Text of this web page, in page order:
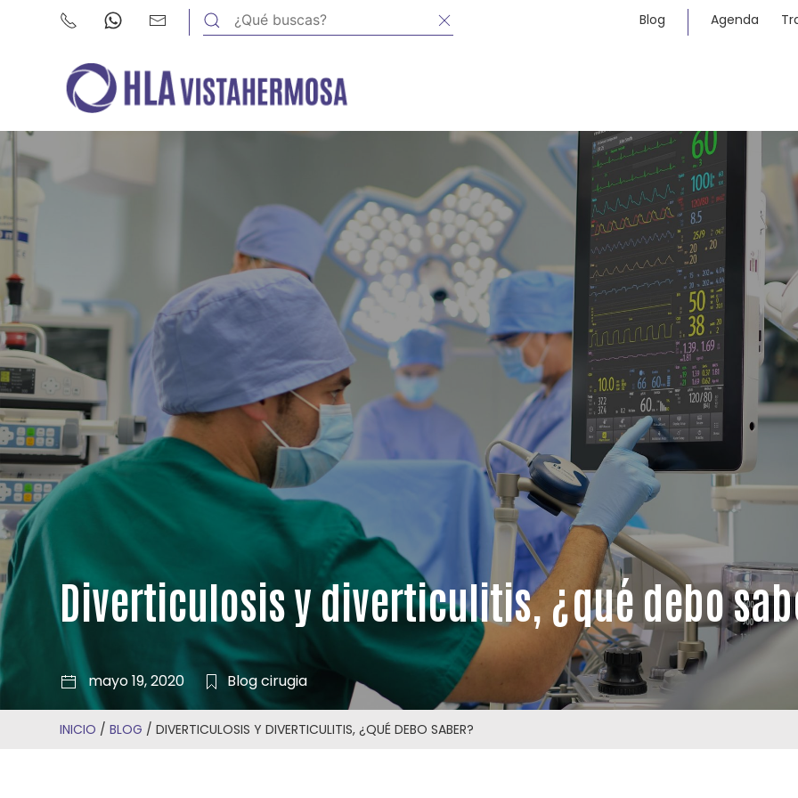
Blog Agenda
Diverticulosis y diverticulitis, ¿qué debo
mayo 19, 2020 Blogcirugia
INICIO /BLOG /DIVERTICULOSIS Y DIVERTICULITIS, ¿QUÉ DEBO SABER?